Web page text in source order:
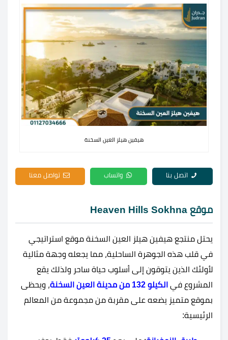
هيفين هيلز العين السخنة
اتصل بنا واتساب تواصل معنا
موقع Heaven Hills Sokhna
يحتل منتجع هيفين هيلز العين السخنة موقع استراتيجي
في قلب هذه الجوهرة الساحلية، مما يجعله وجهة مثالية
لأولئك الذين يتوقون إلى أسلوب حياة ساحر ولذلك يقع
المشروع في الكيلو 132 من مدينة العين السخنة
، ويحظى
بموقع متميز يضعه على مقربة من مجموعة من المعالم
الرئيسية: